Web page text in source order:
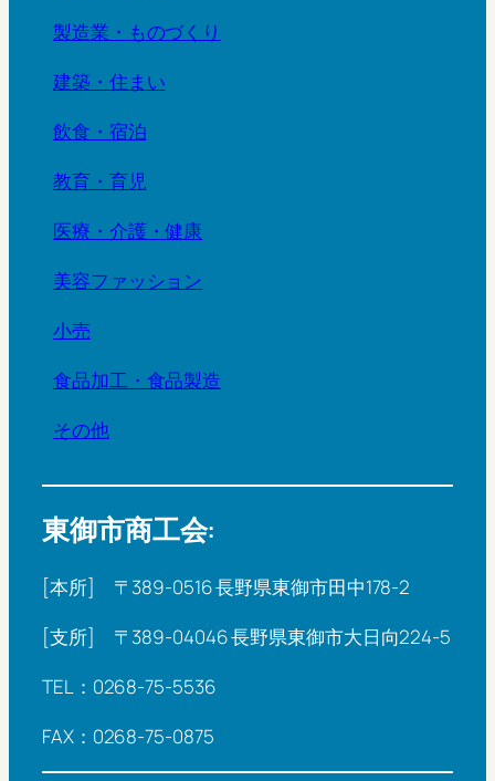
製造業・ものづくり
建築・住まい
飲食・宿泊
教育・育児
医療・介護・健康
美容ファッション
小売
食品加工・食品製造
その他
東御市商工会:
[本所] 〒389-0516 長野県東御市田中178-2
[支所] 〒389-04046 長野県東御市大日向224-5
TEL：0268-75-5536
FAX：0268-75-0875